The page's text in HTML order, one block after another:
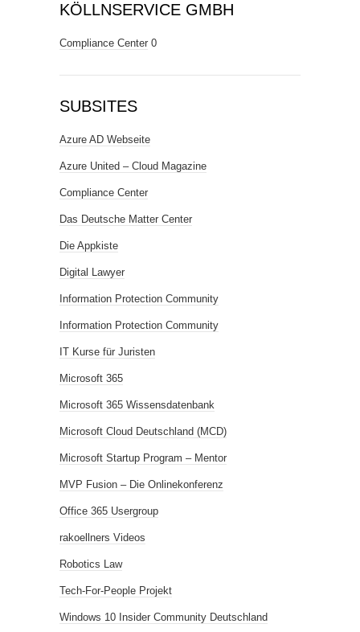
KÖLLNSERVICE GMBH
Compliance Center 0
SUBSITES
Azure AD Webseite
Azure United – Cloud Magazine
Compliance Center
Das Deutsche Matter Center
Die Appkiste
Digital Lawyer
Information Protection Community
Information Protection Community
IT Kurse für Juristen
Microsoft 365
Microsoft 365 Wissensdatenbank
Microsoft Cloud Deutschland (MCD)
Microsoft Startup Program – Mentor
MVP Fusion – Die Onlinekonferenz
Office 365 Usergroup
rakoellners Videos
Robotics Law
Tech-For-People Projekt
Windows 10 Insider Community Deutschland